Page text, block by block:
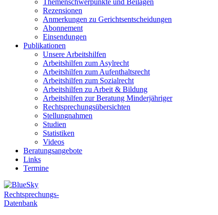
Themenschwerpunkte und Beilagen
Rezensionen
Anmerkungen zu Gerichtsentscheidungen
Abonnement
Einsendungen
Publikationen
Unsere Arbeitshilfen
Arbeitshilfen zum Asylrecht
Arbeitshilfen zum Aufenthaltsrecht
Arbeitshilfen zum Sozialrecht
Arbeitshilfen zu Arbeit & Bildung
Arbeitshilfen zur Beratung Minderjähriger
Rechtsprechungsübersichten
Stellungnahmen
Studien
Statistiken
Videos
Beratungsangebote
Links
Termine
Rechtsprechungs-
Datenbank